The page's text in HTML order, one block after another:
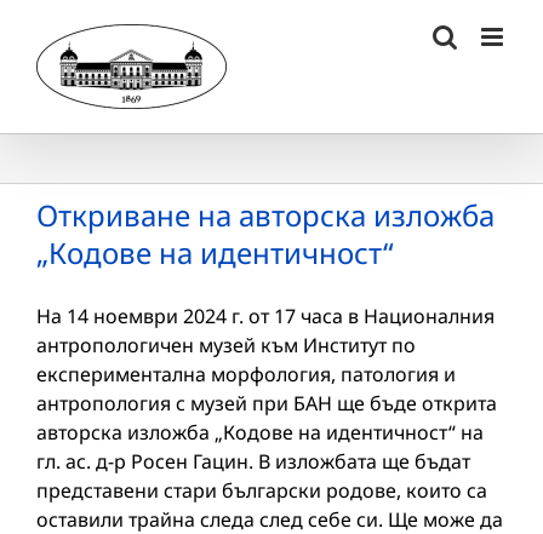
content
Откриване на авторска изложба
„Кодове на идентичност“
На 14 ноември 2024 г. от 17 часа в Националния
антропологичен музей към Институт по
експериментална морфология, патология и
антропология с музей при БАН ще бъде открита
авторска изложба „Кодове на идентичност“ на
гл. ас. д-р Росен Гацин. В изложбата ще бъдат
представени стари български родове, които са
оставили трайна следа след себе си. Ще може да